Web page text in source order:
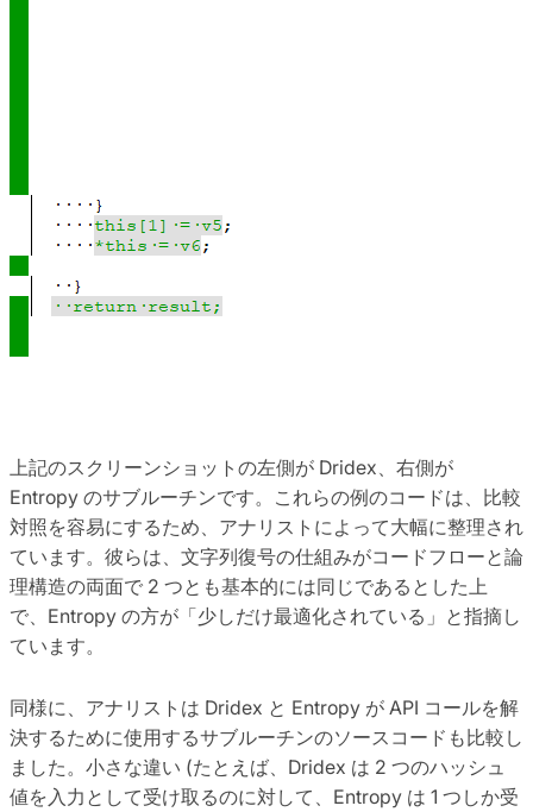
上記のスクリーンショットの左側が Dridex、右側が
Entropy のサブルーチンです。これらの例のコードは、比較
対照を容易にするため、アナリストによって大幅に整理され
ています。彼らは、文字列復号の仕組みがコードフローと論
理構造の両面で 2 つとも基本的には同じであるとした上
で、Entropy の方が「少しだけ最適化されている」と指摘し
ています。
同様に、アナリストは Dridex と Entropy が API コールを解
決するために使用するサブルーチンのソースコードも比較し
ました。小さな違い (たとえば、Dridex は 2 つのハッシュ
値を入力として受け取るのに対して、Entropy は 1 つしか受